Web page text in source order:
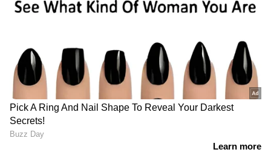
ഓഫീസിന്റെ സീലിംഗ്
പതിനൊന്നാം നാൾ
ഫിഷറീസ് മന്ത്രിയും
വിഴിഞ്ഞത്ത്
താനൂർ സ്വദേശി
ഇംതിയാസിനെ